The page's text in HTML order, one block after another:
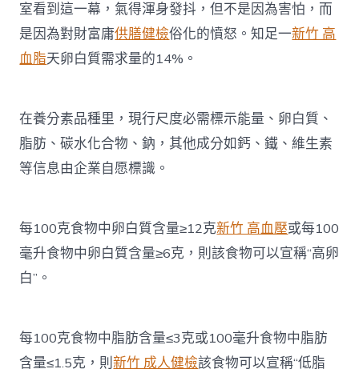
室看到這一幕，氣得渾身發抖，但不是因為害怕，而
是因為對財富庸供膳健檢俗化的憤怒。知足一新竹 高
血脂天卵白質需求量的14%。
在養分素品種里，現行尺度必需標示能量、卵白質、
脂肪、碳水化合物、鈉，其他成分如鈣、鐵、維生素
等信息由企業自愿標識。
每100克食物中卵白質含量≥12克新竹 高血壓或每100
毫升食物中卵白質含量≥6克，則該食物可以宣稱“高卵
白”。
每100克食物中脂肪含量≤3克或100毫升食物中脂肪
含量≤1.5克，則新竹 成人健檢該食物可以宣稱“低脂